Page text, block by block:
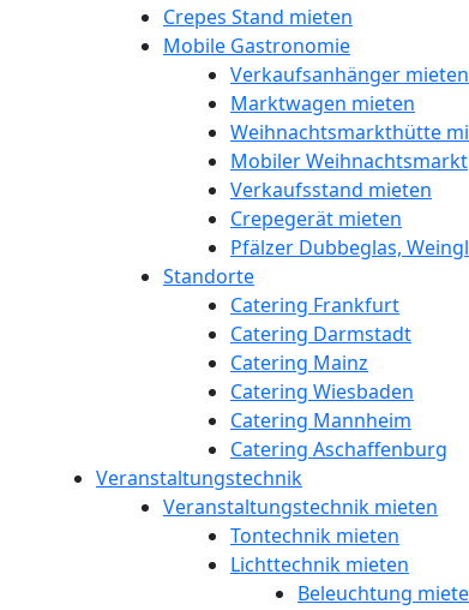
Crepes Stand mieten
Mobile Gastronomie
Verkaufsanhänger mieten
Marktwagen mieten
Weihnachtsmarkthütte
Mobiler Weihnachtsmarkt
Verkaufsstand mieten
Crepegerät mieten
Pfälzer Dubbeglas,
Standorte
Catering Frankfurt
Catering Darmstadt
Catering Mainz
Catering Wiesbaden
Catering Mannheim
Catering Aschaffenburg
Veranstaltungstechnik
Veranstaltungstechnik mieten
Tontechnik mieten
Lichttechnik mieten
Beleuchtung